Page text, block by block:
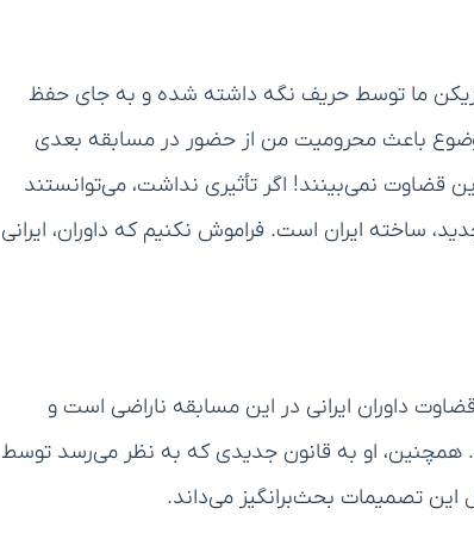
ما توسط حریف نگه‌ داشته شده و به جای حفظ
موضوع باعث محرومیت من از حضور در مسابقه بعدی
نمی‌بینند! اگر تأثیری نداشت، می‌توانستند
ساخته ایران است. فراموش نکنیم که داوران، ایرانی
داوران ایرانی در این مسابقه ناراضی است و
او به قانون جدیدی که به نظر می‌رسد توسط
این تصمیمات بحث‌برانگیز می‌داند.